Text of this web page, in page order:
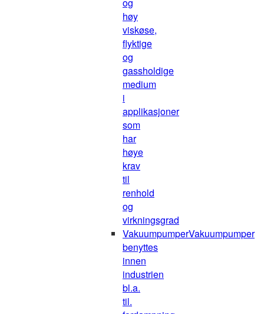
høy
viskøse,
flyktige
og
gassholdige
medium
i
applikasjoner
som
har
høye
krav
til
renhold
og
virkningsgrad
VakuumpumperVakuumpumper
benyttes
innen
industrien
bl.a.
til.